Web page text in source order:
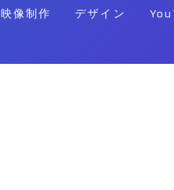
映像制作 デザイン